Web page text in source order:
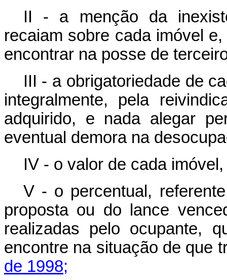
II - a menção da
recaiam sobre cada imóvel
encontrar na posse de
III - a obrigatoriedade de
integralmente, pela
adquirido, e nada alegar
eventual demora na
IV - o valor de cada
V - o percentual,
proposta ou do lance
realizadas pelo ocupante,
encontre na situação de que
de 1998;